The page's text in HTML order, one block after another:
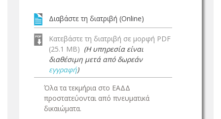
Διαβάστε τη διατριβή (Online)
Κατεβάστε τη διατριβή σε μορφή PDF
(25.1 MB) (Η υπηρεσία είναι
διαθέσιμη μετά από δωρεάν
εγγραφή)
Όλα τα τεκμήρια στο ΕΑΔΔ
προστατεύονται από πνευματικά
δικαιώματα.